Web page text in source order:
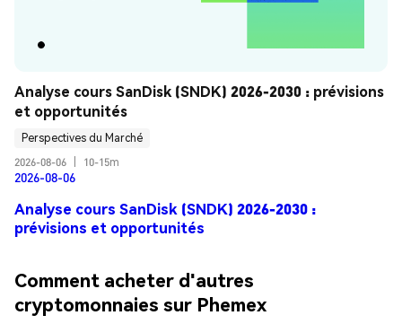
Analyse cours SanDisk (SNDK) 2026-2030 : prévisions
et opportunités
Perspectives du Marché
2026-08-06
10-15m
2026-08-06
Analyse cours SanDisk (SNDK) 2026-2030 :
prévisions et opportunités
Comment acheter d'autres
cryptomonnaies sur Phemex